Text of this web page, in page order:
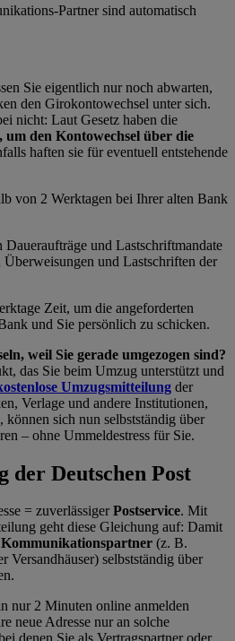
Partner sind automatisch
Sie eigentlich nur noch abwarten,
den Girokontowechsel unter sich.
nicht: Laut Gesetz haben die
um den Kontowechsel über die
haften sie für eventuell entstehende
von 2 Werktagen bei Ihrer alten Bank
Daueraufträge und Lastschriftmandate
Überweisungen und Lastschriften der
Zeit, um die angeforderten
und Sie persönlich zu schicken.
weil Sie gerade umgezogen sind?
das Sie beim Umzug unterstützt und
Umzugsmitteilung der
Verlage und andere Institutionen,
können sich nun selbstständig über
– ohne Ummeldestress für Sie.
der Deutschen Post
= zuverlässigerPostservice. Mit
geht diese Gleichung auf: Damit
(z. B.
Versandhäuser) selbstständig über
nur 2 Minuten online anmelden
neue Adresse nur an solche